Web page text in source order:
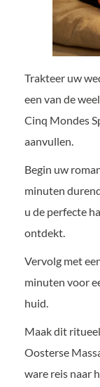
Trakteer uw
een van de
Cinq Mondes
aanvullen.
Begin uw
minuten
u de perfecte
ontdekt.
Vervolg met
minuten voor
huid.
Maak dit
Oosterse
ware reis naar